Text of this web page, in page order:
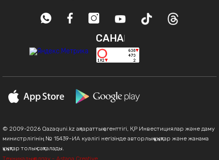
САНАҚ
© 2009-2026 Qazaquni.kz ақпараттық агенттігі, ҚР Инвестициялар және даму
министрлігінің № 15439-ИА куәлігі негізінде авторлық құқықтар және жанама
құқықтар толық сақталады.